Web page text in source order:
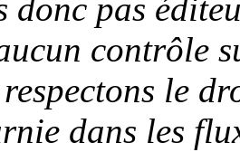
donc pas
contrôle
le
dans les